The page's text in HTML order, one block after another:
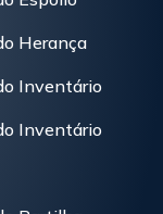
Herança
Inventário
Inventário